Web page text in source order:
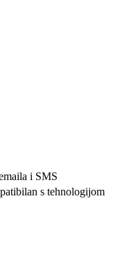
i SMS
s tehnologijom